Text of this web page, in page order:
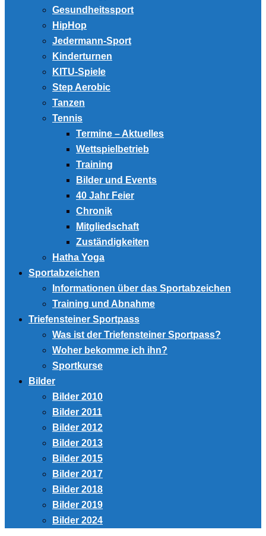
Gesundheitssport
HipHop
Jedermann-Sport
Kinderturnen
KITU-Spiele
Step Aerobic
Tanzen
Tennis
Termine – Aktuelles
Wettspielbetrieb
Training
Bilder und Events
40 Jahr Feier
Chronik
Mitgliedschaft
Zuständigkeiten
Hatha Yoga
Sportabzeichen
Informationen über das Sportabzeichen
Training und Abnahme
Triefensteiner Sportpass
Was ist der Triefensteiner Sportpass?
Woher bekomme ich ihn?
Sportkurse
Bilder
Bilder 2010
Bilder 2011
Bilder 2012
Bilder 2013
Bilder 2015
Bilder 2017
Bilder 2018
Bilder 2019
Bilder 2024